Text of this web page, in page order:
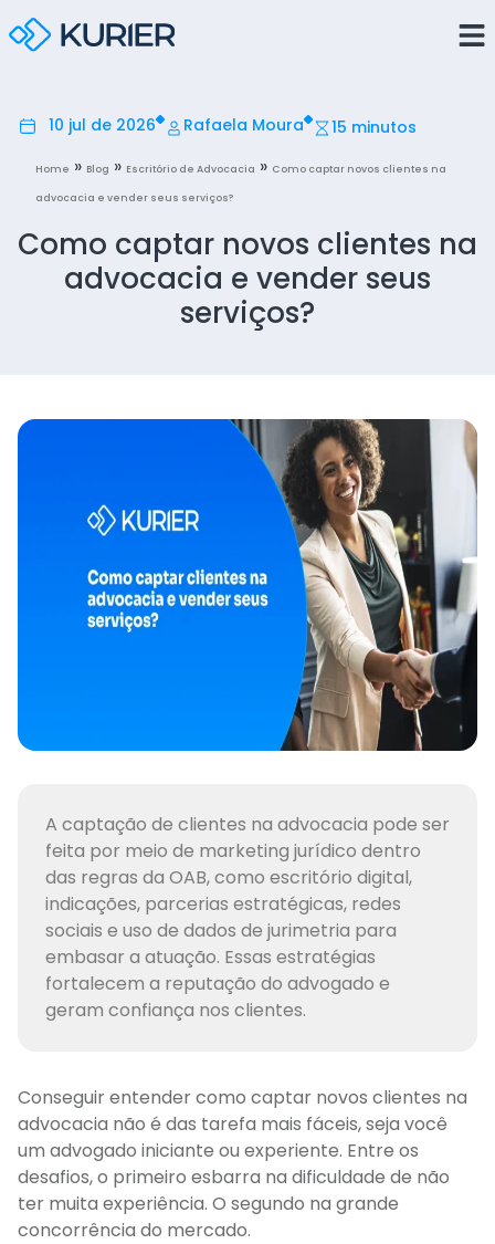
10 jul de 2026 Rafaela Moura 15 minutos
Home » Blog » Escritório de Advocacia » Como captar novos clientes na
advocacia e vender seus serviços?
Como captar novos clientes na
advocacia e vender seus
serviços?
A captação de clientes na advocacia pode ser
feita por meio de marketing jurídico dentro
das regras da OAB, como escritório digital,
indicações, parcerias estratégicas, redes
sociais e uso de dados de jurimetria para
embasar a atuação. Essas estratégias
fortalecem a reputação do advogado e
geram confiança nos clientes.
Conseguir entender como captar novos clientes na
advocacia não é das tarefa mais fáceis, seja você
um advogado iniciante ou experiente. Entre os
desafios, o primeiro esbarra na dificuldade de não
ter muita experiência. O segundo na grande
concorrência do mercado.